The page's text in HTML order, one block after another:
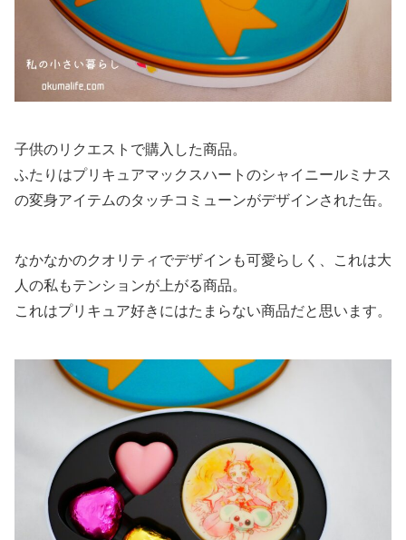
子供のリクエストで購入した商品。
ふたりはプリキュアマックスハートのシャイニールミナス
の変身アイテムのタッチコミューンがデザインされた缶。
なかなかのクオリティでデザインも可愛らしく、これは大
人の私もテンションが上がる商品。
これはプリキュア好きにはたまらない商品だと思います。